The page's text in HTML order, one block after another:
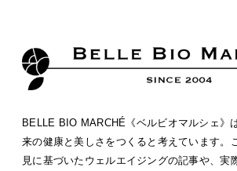
BELLE BIO MARCHÉ《ベルビオマルシェ》
来の健康と美しさをつくると考えています。
見に基づいたウェルエイジングの記事や、実